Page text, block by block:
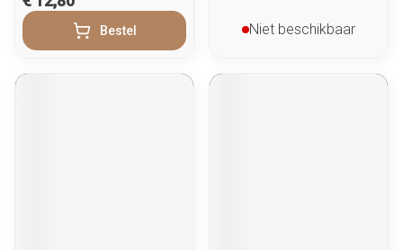
Bestel Niet beschikbaar